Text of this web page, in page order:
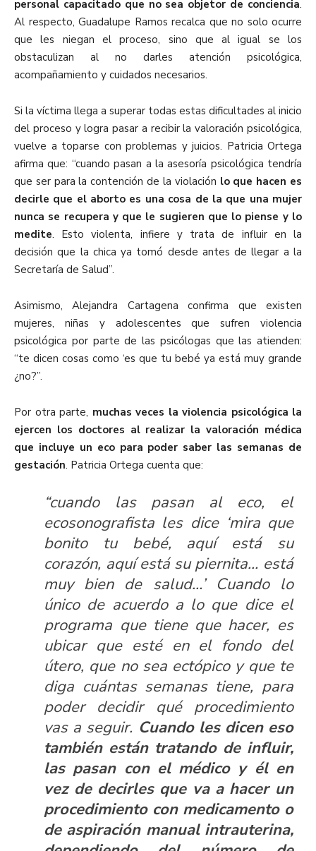
personal capacitado que no sea objetor de conciencia.
Al respecto, Guadalupe Ramos recalca que no solo ocurre
que les niegan el proceso, sino que al igual se los
obstaculizan al no darles atención psicológica,
acompañamiento y cuidados necesarios.
Si la víctima llega a superar todas estas dificultades al inicio
del proceso y logra pasar a recibir la valoración psicológica,
vuelve a toparse con problemas y juicios. Patricia Ortega
afirma que: “cuando pasan a la asesoría psicológica tendría
que ser para la contención de la violación lo que hacen es
decirle que el aborto es una cosa de la que una mujer
nunca se recupera y que le sugieren que lo piense y lo
medite. Esto violenta, infiere y trata de influir en la
decisión que la chica ya tomó desde antes de llegar a la
Secretaría de Salud”.
Asimismo, Alejandra Cartagena confirma que existen
mujeres, niñas y adolescentes que sufren violencia
psicológica por parte de las psicólogas que las atienden:
“te dicen cosas como ‘es que tu bebé ya está muy grande
¿no?”.
Por otra parte, muchas veces la violencia psicológica la
ejercen los doctores al realizar la valoración médica
que incluye un eco para poder saber las semanas de
gestación. Patricia Ortega cuenta que:
“cuando las pasan al eco, el
ecosonografista les dice ‘mira que
bonito tu bebé, aquí está su
corazón, aquí está su piernita… está
muy bien de salud…’ Cuando lo
único de acuerdo a lo que dice el
programa que tiene que hacer, es
ubicar que esté en el fondo del
útero, que no sea ectópico y que te
diga cuántas semanas tiene, para
poder decidir qué procedimiento
vas a seguir. Cuando les dicen eso
también están tratando de influir,
las pasan con el médico y él en
vez de decirles que va a hacer un
procedimiento con medicamento o
de aspiración manual intrauterina,